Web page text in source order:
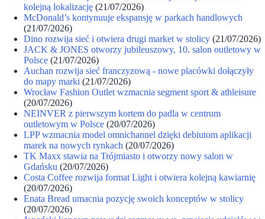
kolejną lokalizację (21/07/2026)
McDonald’s kontynuuje ekspansję w parkach handlowych
(21/07/2026)
Dino rozwija sieć i otwiera drugi market w stolicy (21/07/2026)
JACK & JONES otworzy jubileuszowy, 10. salon outletowy w
Polsce (21/07/2026)
Auchan rozwija sieć franczyzową - nowe placówki dołączyły
do mapy marki (21/07/2026)
Wrocław Fashion Outlet wzmacnia segment sport & athleisure
(20/07/2026)
NEINVER z pierwszym kortem do padla w centrum
outletowym w Polsce (20/07/2026)
LPP wzmacnia model omnichannel dzięki debiutom aplikacji
marek na nowych rynkach (20/07/2026)
TK Maxx stawia na Trójmiasto i otworzy nowy salon w
Gdańsku (20/07/2026)
Costa Coffee rozwija format Light i otwiera kolejną kawiarnię
(20/07/2026)
Enata Bread umacnia pozycję swoich konceptów w stolicy
(20/07/2026)